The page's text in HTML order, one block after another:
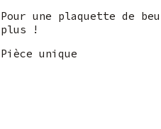
Pour une plaquette de
plus !
Pièce unique